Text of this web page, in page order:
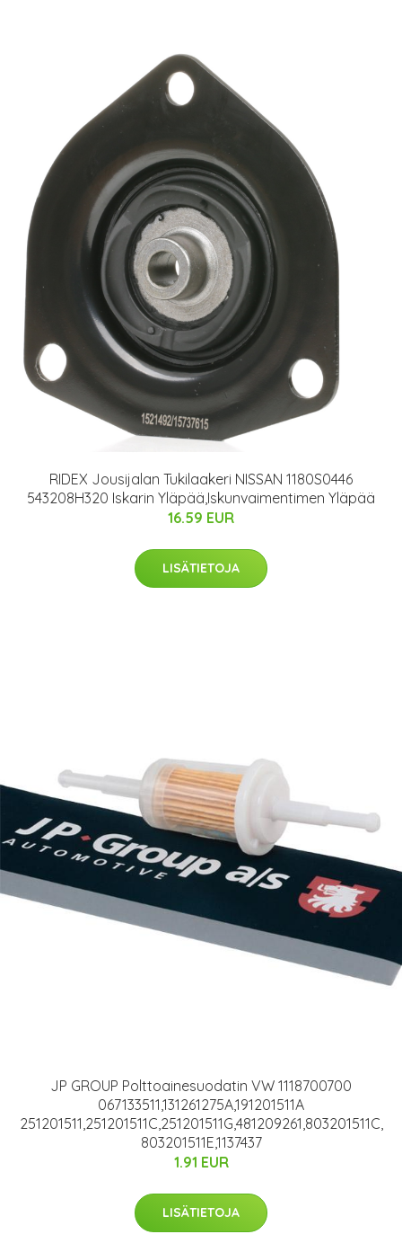
RIDEX Jousijalan Tukilaakeri NISSAN 1180S0446
543208H320 Iskarin Yläpää,Iskunvaimentimen Yläpää
16.59 EUR
LISÄTIETOJA
JP GROUP Polttoainesuodatin VW 1118700700
067133511,131261275A,191201511A
251201511,251201511C,251201511G,481209261,803201511C,
803201511E,1137437
1.91 EUR
LISÄTIETOJA